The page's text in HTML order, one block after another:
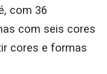
com 36
com seis cores
cores e formas